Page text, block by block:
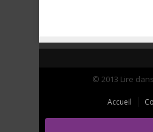
© 2013 Lire
Accueil